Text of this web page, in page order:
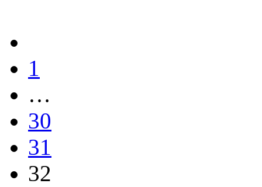
1
…
30
31
32